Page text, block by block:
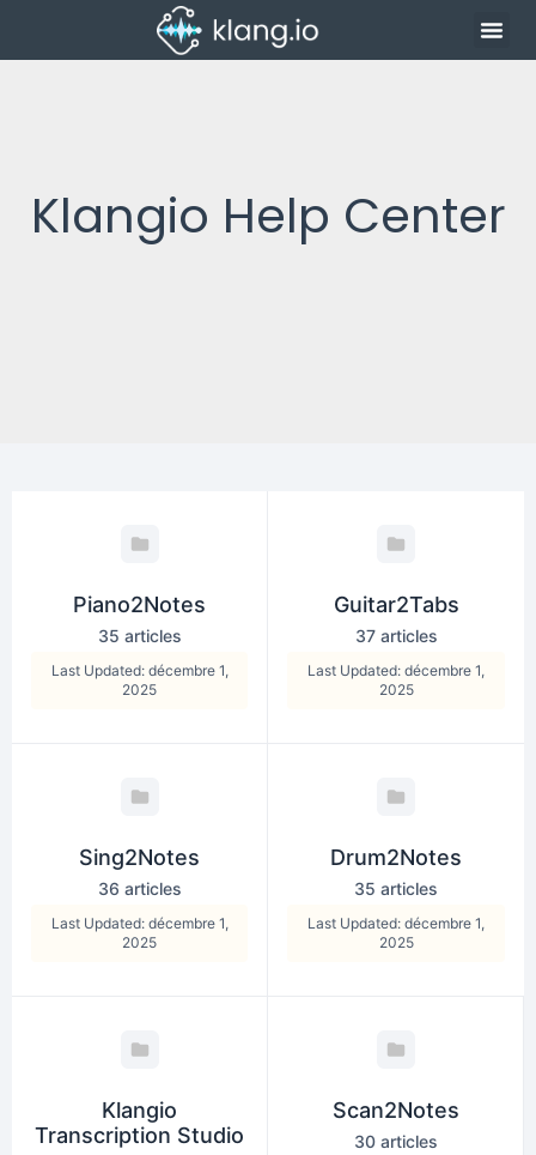
Klangio Help Center
Piano2Notes
35 articles
Last Updated: décembre 1,
2025
Guitar2Tabs
37 articles
Last Updated: décembre 1,
2025
Sing2Notes
36 articles
Last Updated: décembre 1,
2025
Drum2Notes
35 articles
Last Updated: décembre 1,
2025
Klangio
Transcription Studio
Scan2Notes
30 articles